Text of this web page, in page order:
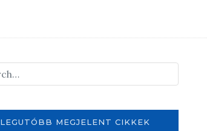
LEGUTÓBB MEGJELENT CIKKEK